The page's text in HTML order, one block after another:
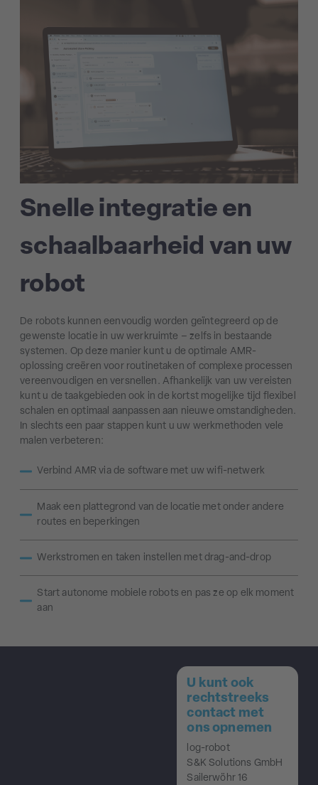
Snelle integratie en
schaalbaarheid van uw
robot
De robots kunnen eenvoudig worden geïntegreerd op de
gewenste locatie in uw werkruimte – zelfs in bestaande
systemen. Op deze manier kunt u de optimale AMR-
oplossing creëren voor routinetaken of complexe processen
vereenvoudigen en versnellen. Afhankelijk van uw vereisten
kunt u de taakgebieden ook in de kortst mogelijke tijd flexibel
schalen en optimaal aanpassen aan nieuwe omstandigheden.
In slechts een paar stappen kunt u uw werkmethoden vele
malen verbeteren:
Verbind AMR via de software met uw wifi-netwerk
Maak een plattegrond van de locatie met onder andere
routes en beperkingen
Werkstromen en taken instellen met drag-and-drop
Start autonome mobiele robots en pas ze op elk moment
aan
U kunt ook
rechtstreeks
contact met
ons opnemen
log-robot
S&K Solutions GmbH
Sailerwöhr 16